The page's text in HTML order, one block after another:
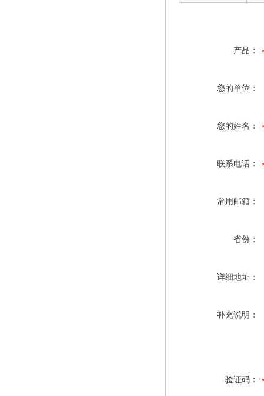
产品：
您的单位：
您的姓名：
联系电话：
常用邮箱：
省份：
详细地址：
补充说明：
验证码：